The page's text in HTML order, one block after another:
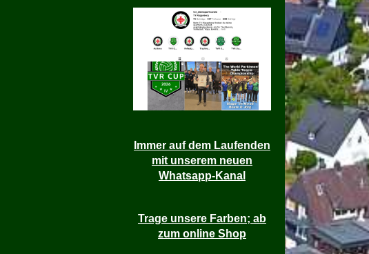
Immer auf dem Laufenden
mit unserem neuen
Whatsapp-Kanal
Trage unsere Farben; ab
zum online Shop